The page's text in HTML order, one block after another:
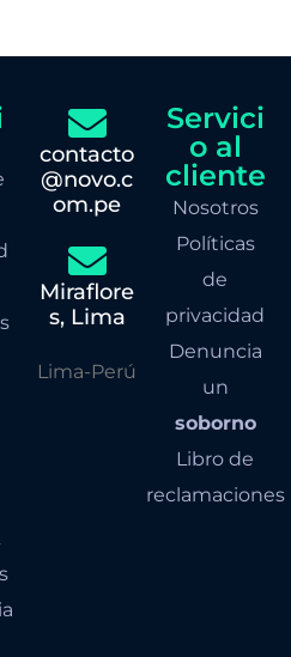
contacto
@novo.c
om.pe
Miraflore
s, Lima
Lima-Perú
Servici
o al
cliente
Nosotros
Políticas
de
privacidad
Denuncia
un
soborno
Libro de
reclamaciones